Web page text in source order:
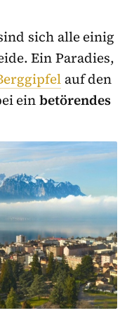
sich alle einig
Ein Paradies,
auf den
einbetörendes